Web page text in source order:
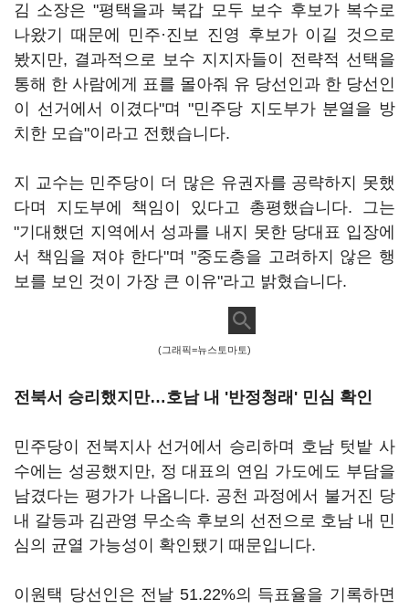
김 소장은 "평택을과 북갑 모두 보수 후보가 복수로
나왔기 때문에 민주·진보 진영 후보가 이길 것으로
봤지만, 결과적으로 보수 지지자들이 전략적 선택을
통해 한 사람에게 표를 몰아줘 유 당선인과 한 당선인
이 선거에서 이겼다"며 "민주당 지도부가 분열을 방
치한 모습"이라고 전했습니다.
지 교수는 민주당이 더 많은 유권자를 공략하지 못했
다며 지도부에 책임이 있다고 총평했습니다. 그는
"기대했던 지역에서 성과를 내지 못한 당대표 입장에
서 책임을 져야 한다"며 "중도층을 고려하지 않은 행
보를 보인 것이 가장 큰 이유"라고 밝혔습니다.
(그래픽=뉴스토마토)
전북서 승리했지만…호남 내 '반정청래' 민심 확인
민주당이 전북지사 선거에서 승리하며 호남 텃밭 사
수에는 성공했지만, 정 대표의 연임 가도에도 부담을
남겼다는 평가가 나옵니다. 공천 과정에서 불거진 당
내 갈등과 김관영 무소속 후보의 선전으로 호남 내 민
심의 균열 가능성이 확인됐기 때문입니다.
이원택 당선인은 전날 51.22%의 득표율을 기록하면